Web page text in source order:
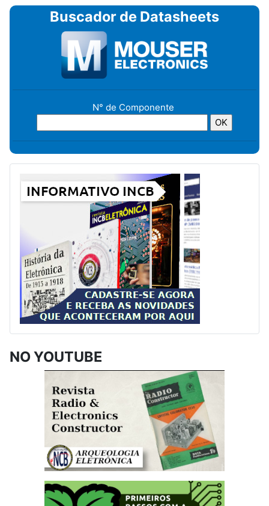
Buscador de Datasheets
N° de Componente
NO YOUTUBE